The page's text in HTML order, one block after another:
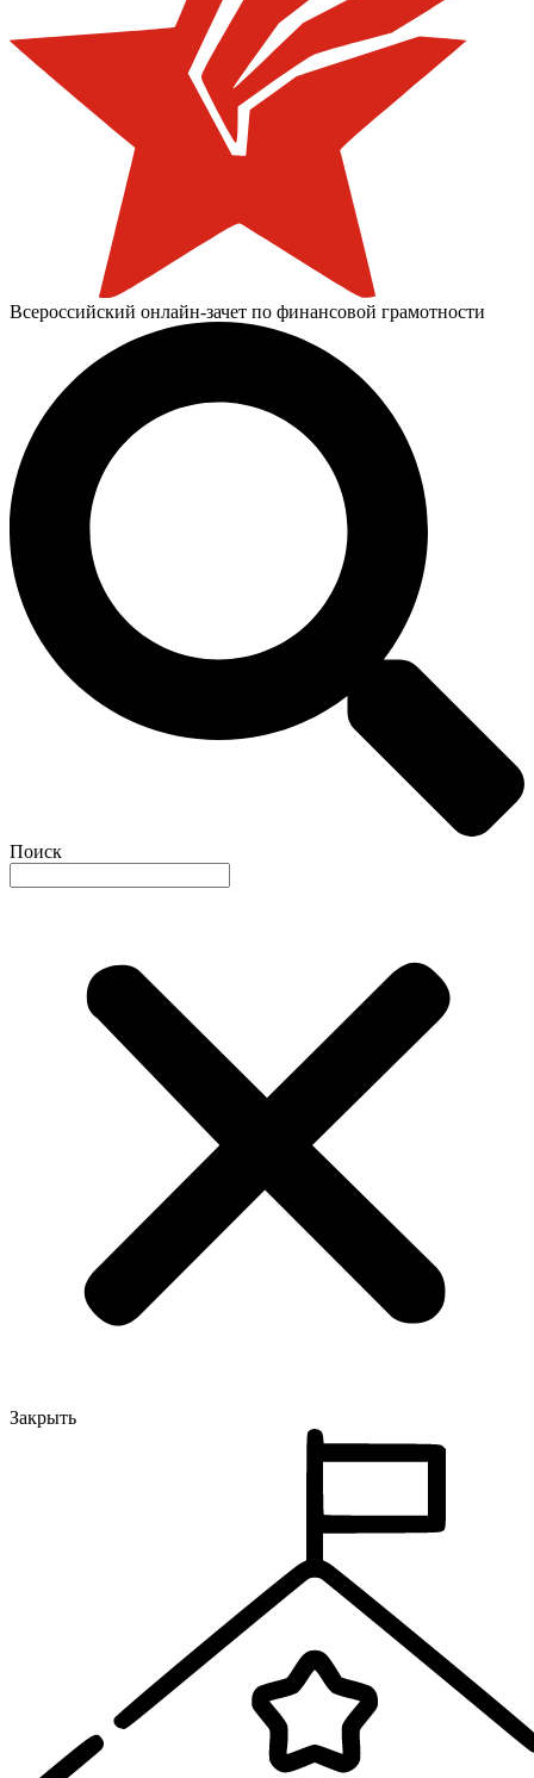
Всероссийский онлайн-зачет по финансовой грамотности
Поиск
Закрыть